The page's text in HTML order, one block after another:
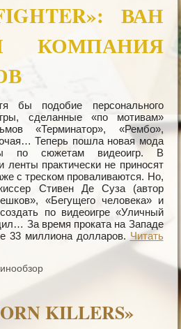
ВАН
бы подобие персонального
сделанные «по мотивам»
«Терминатор», «Рембо»,
Теперь пошла новая мода
по сюжетам видеоигр. В
ленты практически не приносят
с треском проваливаются. Но,
Стивен Де Суза (автор
«Бегущего человека» и
по видеоигре «Уличный
За время проката на Западе
33 миллиона долларов. Читать
KILLERS»